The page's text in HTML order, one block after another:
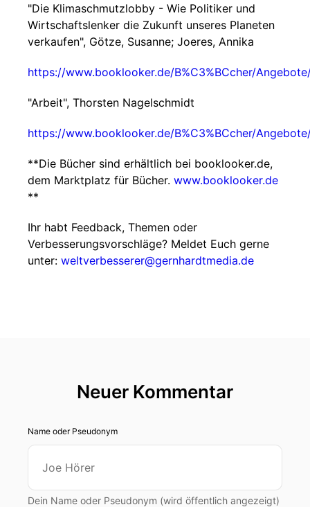
"Die Klimaschmutzlobby - Wie Politiker und
Wirtschaftslenker die Zukunft unseres Planeten
verkaufen", Götze, Susanne; Joeres, Annika
https://www.booklooker.de/B%C3%BCcher/
"Arbeit", Thorsten Nagelschmidt
https://www.booklooker.de/B%C3%BCcher/
**Die Bücher sind erhältlich bei booklooker.de,
dem Marktplatz für Bücher. www.booklooker.de
**
Ihr habt Feedback, Themen oder
Verbesserungsvorschläge? Meldet Euch gerne
unter: weltverbesserer@gernhardtmedia.de
Neuer Kommentar
Name oder Pseudonym
Dein Name oder Pseudonym (wird öffentlich angezeigt)